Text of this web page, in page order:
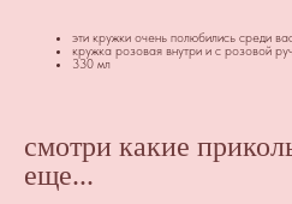
эти кружки очень полюбились среди
кружка розовая внутри и с розовой
330 мл
смотри какие
еще...